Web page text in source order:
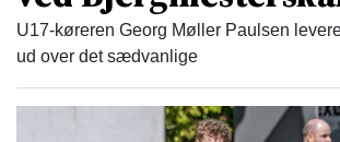
U17-køreren Georg Møller Paulsen
ud over det sædvanlige